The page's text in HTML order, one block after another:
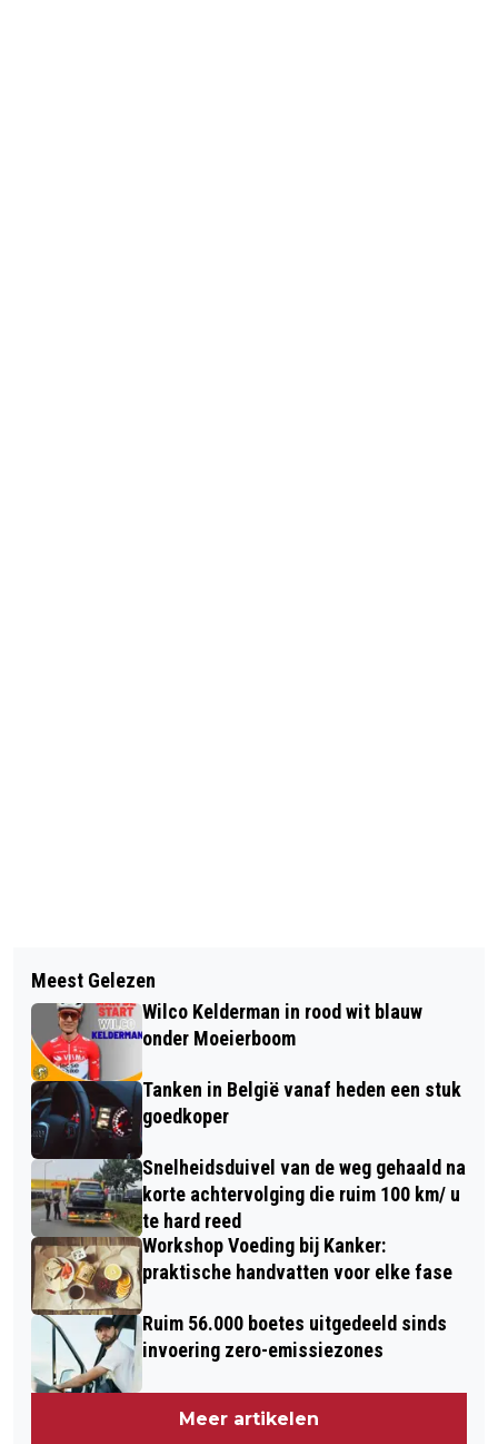
WINGS FOR LIFE: LOPEN VOOR ZIJ DIE
HET NIET MEER KUNNEN
ARTSEN EN INSPECTIE ZIEN
ERNSTIGERE
HUISDIERENVERWAARLOZING
Meest Gelezen
Wilco Kelderman in rood wit blauw
onder Moeierboom
Tanken in België vanaf heden een stuk
goedkoper
Snelheidsduivel van de weg gehaald na
korte achtervolging die ruim 100 km/ u
te hard reed
Workshop Voeding bij Kanker:
praktische handvatten voor elke fase
Ruim 56.000 boetes uitgedeeld sinds
invoering zero-emissiezones
Meer artikelen